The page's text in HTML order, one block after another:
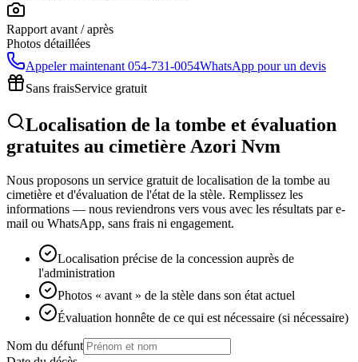
Rapport avant / après
Photos détaillées
Appeler maintenant 054-731-0054WhatsApp pour un devis
Sans fraisService gratuit
Localisation de la tombe et évaluation
gratuites au cimetière Azori Nvm
Nous proposons un service gratuit de localisation de la tombe au
cimetière et d'évaluation de l'état de la stèle. Remplissez les
informations — nous reviendrons vers vous avec les résultats par e-
mail ou WhatsApp, sans frais ni engagement.
Localisation précise de la concession auprès de
l'administration
Photos « avant » de la stèle dans son état actuel
Évaluation honnête de ce qui est nécessaire (si nécessaire)
Nom du défunt